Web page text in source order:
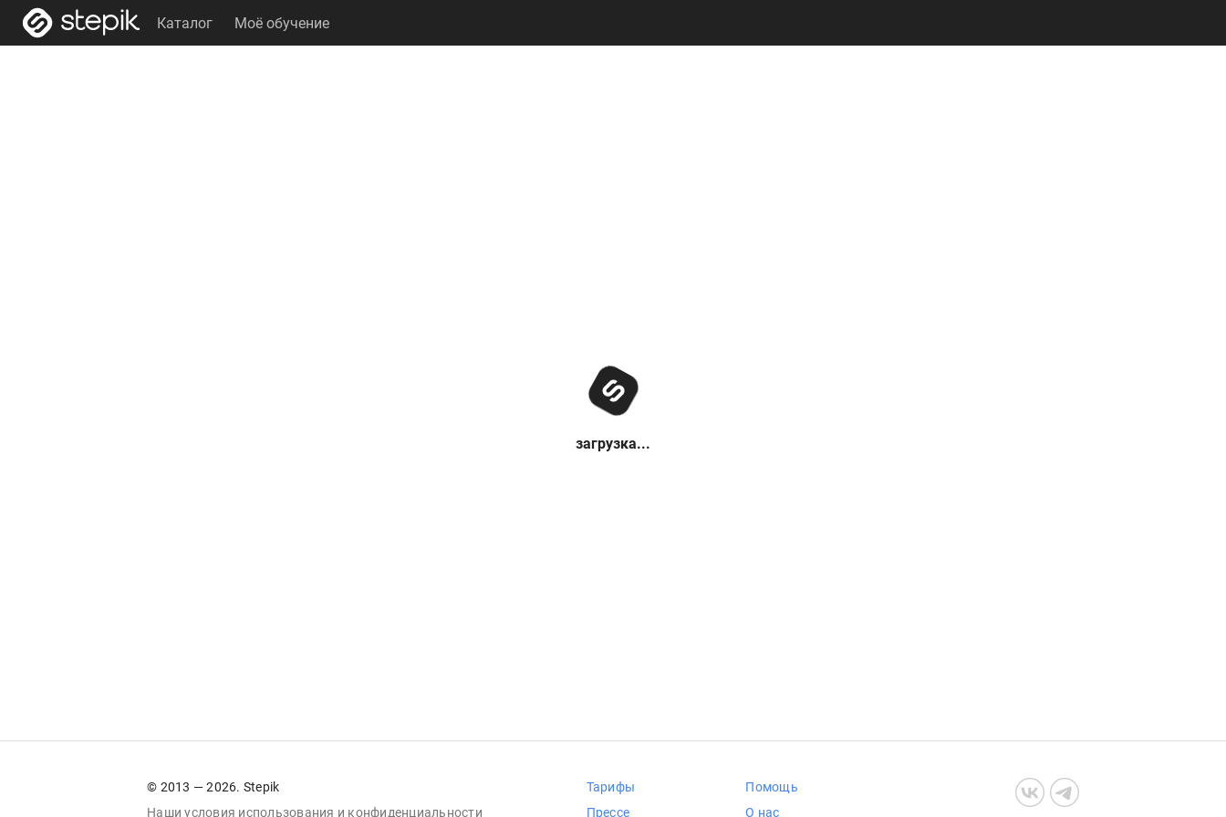
Каталог Моё обучение
загрузка...
© 2013 — 2026. Stepik
Наши условия использования и конфиденциальности
Тарифы
Прессе
Помощь
О нас